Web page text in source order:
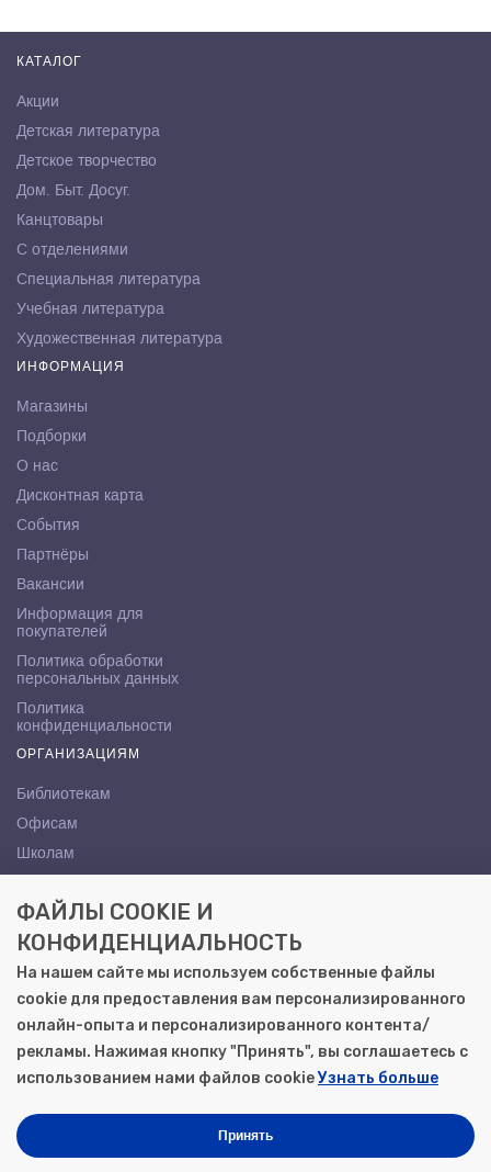
КАТАЛОГ
Акции
Детская литература
Детское творчество
Дом. Быт. Досуг.
Канцтовары
С отделениями
Специальная литература
Учебная литература
Художественная литература
ИНФОРМАЦИЯ
Магазины
Подборки
О нас
Дисконтная карта
События
Партнёры
Вакансии
Информация для
покупателей
Политика обработки
персональных данных
Политика
конфиденциальности
ОРГАНИЗАЦИЯМ
Библиотекам
Офисам
Школам
КОНТАКТЫ
Саратов, ул. Осипова, 10А
+7 (8452) 72-65-65
gemera@moya-kniga.ru
Моя книга | Сеть книжных магазинов в Саратове
ФАЙЛЫ COOKIE И
КОНФИДЕНЦИАЛЬНОСТЬ
На нашем сайте мы используем собственные файлы
cookie для предоставления вам персонализированного
онлайн-опыта и персонализированного контента/
рекламы. Нажимая кнопку "Принять", вы соглашаетесь с
использованием нами файлов cookieУзнать больше
Принять